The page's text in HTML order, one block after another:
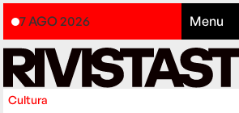
7 AGO 2026 Menu
Cultura